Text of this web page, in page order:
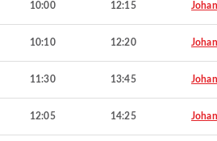
10:00 12:15
10:10 12:20
11:30 13:45
12:05 14:25